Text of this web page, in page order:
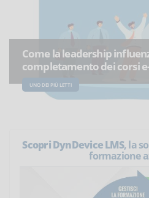
Come la leadership
completamento dei corsi
UNO DEI PIÙ LETTI
Scopri DynDevice LMS, la
formazione